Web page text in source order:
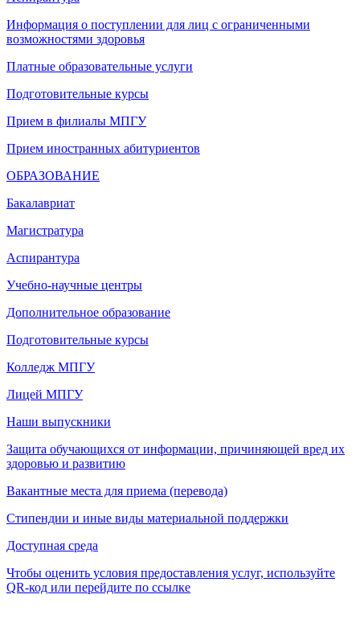
Информация о поступлении для лиц с ограниченными
возможностями здоровья
Платные образовательные услуги
Подготовительные курсы
Прием в филиалы МПГУ
Прием иностранных абитуриентов
ОБРАЗОВАНИЕ
Бакалавриат
Магистратура
Аспирантура
Учебно-научные центры
Дополнительное образование
Подготовительные курсы
Колледж МПГУ
Лицей МПГУ
Наши выпускники
Защита обучающихся от информации, причиняющей вред их
здоровью и развитию
Вакантные места для приема (перевода)
Стипендии и иные виды материальной поддержки
Доступная среда
Чтобы оценить условия предоставления услуг, используйте
QR-код или перейдите по ссылке